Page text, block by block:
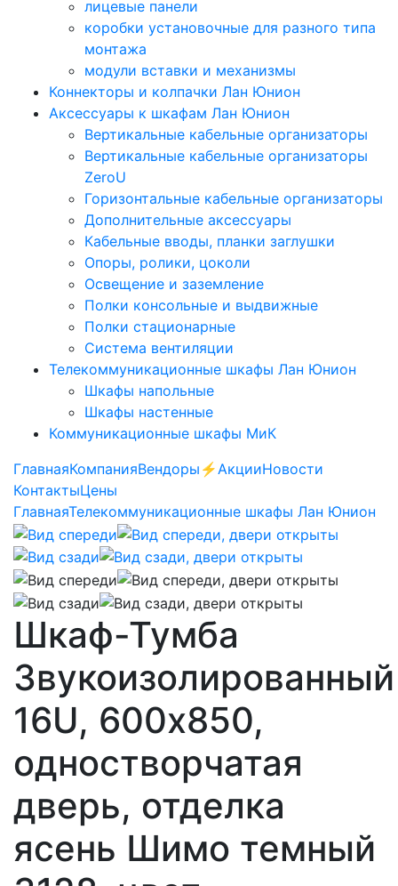
лицевые панели
коробки установочные для разного типа
монтажа
модули вставки и механизмы
Коннекторы и колпачки Лан Юнион
Аксессуары к шкафам Лан Юнион
Вертикальные кабельные организаторы
Вертикальные кабельные организаторы
ZeroU
Горизонтальные кабельные организаторы
Дополнительные аксессуары
Кабельные вводы, планки заглушки
Опоры, ролики, цоколи
Освещение и заземление
Полки консольные и выдвижные
Полки стационарные
Система вентиляции
Телекоммуникационные шкафы Лан Юнион
Шкафы напольные
Шкафы настенные
Коммуникационные шкафы МиК
ГлавнаяКомпанияВендоры ⚡️АкцииНовости
КонтактыЦены
ГлавнаяТелекоммуникационные шкафы Лан Юнион
Шкаф-Тумба
Звукоизолированный
16U, 600х850,
одностворчатая
дверь, отделка
ясень Шимо темный